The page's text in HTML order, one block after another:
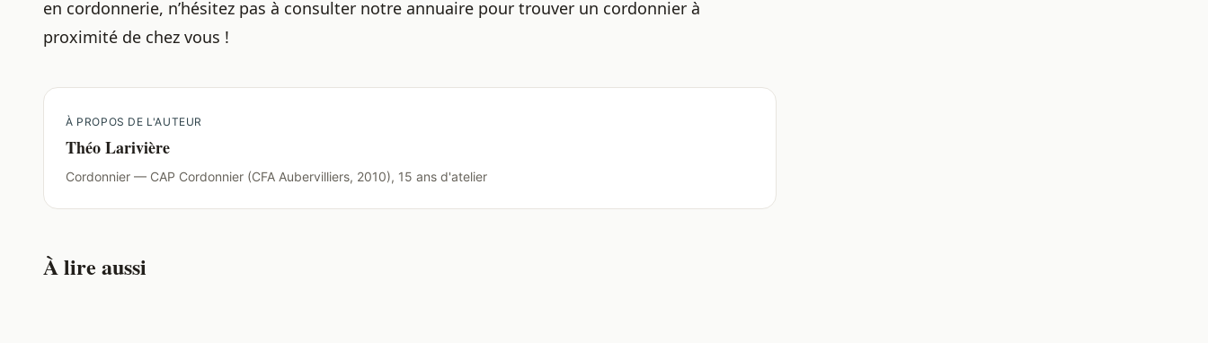
en cordonnerie, n’hésitez pas à consulter notre annuaire pour trouver un cordonnier à
proximité de chez vous !
À PROPOS DE L'AUTEUR
Théo Larivière
Cordonnier — CAP Cordonnier (CFA Aubervilliers, 2010), 15 ans d'atelier
À lire aussi